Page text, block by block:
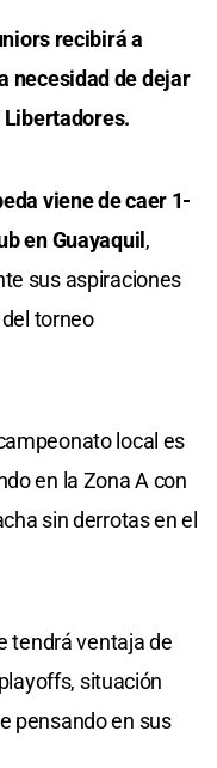
recibirá a
necesidad de dejar
Libertadores.
viene de caer 1-
en Guayaquil,
sus aspiraciones
torneo
local es
en la Zona A con
sin derrotas en el
tendrá ventaja de
situación
pensando en sus